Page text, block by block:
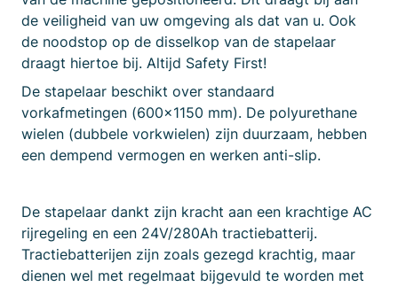
de veiligheid van uw omgeving als dat van u. Ook
de noodstop op de disselkop van de stapelaar
draagt hiertoe bij. Altijd Safety First!
De stapelaar beschikt over standaard
vorkafmetingen (600×1150 mm). De polyurethane
wielen (dubbele vorkwielen) zijn duurzaam, hebben
een dempend vermogen en werken anti-slip.
De stapelaar dankt zijn kracht aan een krachtige AC
rijregeling en een 24V/280Ah tractiebatterij.
Tractiebatterijen zijn zoals gezegd krachtig, maar
dienen wel met regelmaat bijgevuld te worden met